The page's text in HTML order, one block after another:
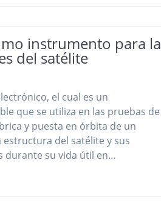
instrumento para la
del satélite
el cual es un
que se utiliza en las pruebas de
y puesta en órbita de un
del satélite y sus
durante su vida útil en…